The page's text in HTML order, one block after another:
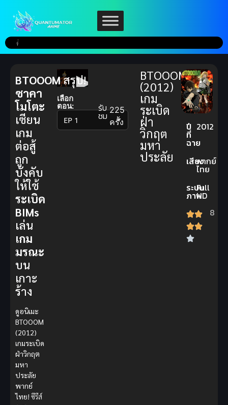
เลือก
ตอน:
▼
รับ
ชม 225
ครั้ง
BTOOOM!
(2012)
เกม
ระเบิด
ฝ่า
วิกฤต
มหา
ประลัย
ปี
ที่
ฉาย
2012
เสียงพากย์
ไทย
ระบบ
ภาพ
Full
HD
8
BTOOOMสรุป!
ซาคา
โมโตะ
เซียน
เกม
ต่อสู้
ถูก
บังคับ
ให้ใช้
ระเบิด
BIMs
เล่น
เกม
มรณะ
บน
เกาะ
ร้าง
ดูอนิเมะ
BTOOOM
(2012)
เกมระเบิด
ฝ่าวิกฤต
มหา
ประลัย
พากย์
ไทย! ซีรีส์